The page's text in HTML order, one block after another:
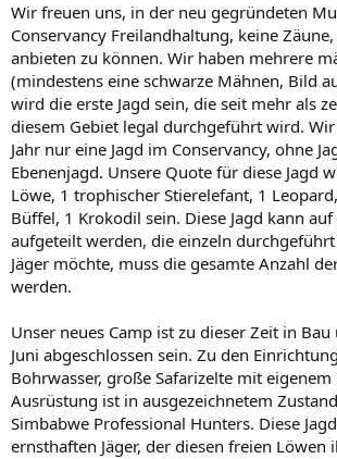
Wir freuen uns, in der neu gegründeten
Conservancy Freilandhaltung, keine Zäune,
anbieten zu können. Wir haben mehrere
(mindestens eine schwarze Mähnen, Bild
wird die erste Jagd sein, die seit mehr als
diesem Gebiet legal durchgeführt wird.
Jahr nur eine Jagd im Conservancy, ohne
Ebenenjagd. Unsere Quote für diese Jagd
Löwe, 1 trophischer Stierelefant, 1
Büffel, 1 Krokodil sein. Diese Jagd kann auf
aufgeteilt werden, die einzeln
Jäger möchte, muss die gesamte Anzahl
werden.
Unser neues Camp ist zu dieser Zeit in
Juni abgeschlossen sein. Zu den
Bohrwasser, große Safarizelte mit eigenem
Ausrüstung ist in ausgezeichnetem
Simbabwe Professional Hunters. Diese
ernsthaften Jäger, der diesen freien Löwen